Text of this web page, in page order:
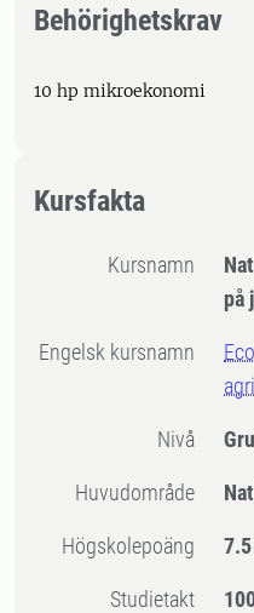
Behörighetskrav
10 hp mikroekonomi
Kursfakta
Kursnamn
på
Engelsk kursnamn
Nivå
Huvudområde
högskolepoäng
Studietakt